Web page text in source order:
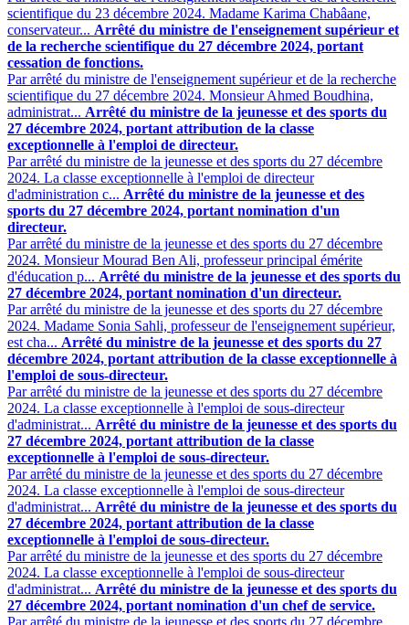
scientifique du 23 décembre 2024. Madame Karima Chabâane,
conservateur... Arrêté du ministre de l'enseignement supérieur et
de la recherche scientifique du 27 décembre 2024, portant
cessation de fonctions.
Par arrêté du ministre de l'enseignement supérieur et de la recherche
scientifique du 27 décembre 2024. Monsieur Ahmed Boudhina,
administrat... Arrêté du ministre de la jeunesse et des sports du
27 décembre 2024, portant attribution de la classe
exceptionnelle à l'emploi de directeur.
Par arrêté du ministre de la jeunesse et des sports du 27 décembre
2024. La classe exceptionnelle à l'emploi de directeur
d'administration c... Arrêté du ministre de la jeunesse et des
sports du 27 décembre 2024, portant nomination d'un
directeur.
Par arrêté du ministre de la jeunesse et des sports du 27 décembre
2024. Monsieur Mourad Ben Ali, professeur principal émérite
d'éducation p... Arrêté du ministre de la jeunesse et des sports du
27 décembre 2024, portant nomination d'un directeur.
Par arrêté du ministre de la jeunesse et des sports du 27 décembre
2024. Madame Sonia Sahli, professeur de l'enseignement supérieur,
est cha... Arrêté du ministre de la jeunesse et des sports du 27
décembre 2024, portant attribution de la classe exceptionnelle à
l'emploi de sous-directeur.
Par arrêté du ministre de la jeunesse et des sports du 27 décembre
2024. La classe exceptionnelle à l'emploi de sous-directeur
d'administrat... Arrêté du ministre de la jeunesse et des sports du
27 décembre 2024, portant attribution de la classe
exceptionnelle à l'emploi de sous-directeur.
Par arrêté du ministre de la jeunesse et des sports du 27 décembre
2024. La classe exceptionnelle à l'emploi de sous-directeur
d'administrat... Arrêté du ministre de la jeunesse et des sports du
27 décembre 2024, portant attribution de la classe
exceptionnelle à l'emploi de sous-directeur.
Par arrêté du ministre de la jeunesse et des sports du 27 décembre
2024. La classe exceptionnelle à l'emploi de sous-directeur
d'administrat... Arrêté du ministre de la jeunesse et des sports du
27 décembre 2024, portant nomination d'un chef de service.
Par arrêté du ministre de la jeunesse et des sports du 27 décembre